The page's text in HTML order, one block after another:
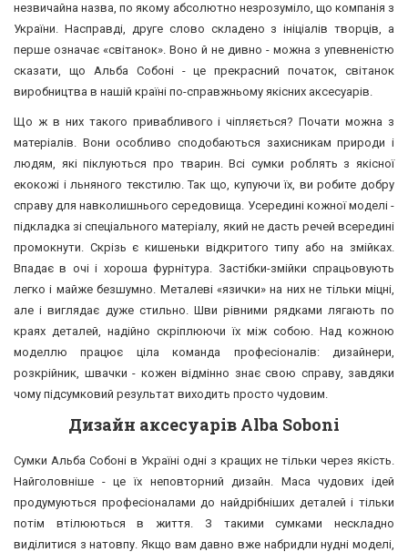
незвичайна назва, по якому абсолютно незрозуміло, що компанія з
України. Насправді, друге слово складено з ініціалів творців, а
перше означає «світанок». Воно й не дивно - можна з упевненістю
сказати, що Альба Собоні - це прекрасний початок, світанок
виробництва в нашій країні по-справжньому якісних аксесуарів.
Що ж в них такого привабливого і чіпляється? Почати можна з
матеріалів. Вони особливо сподобаються захисникам природи і
людям, які піклуються про тварин. Всі сумки роблять з якісної
екокожі і льняного текстилю. Так що, купуючи їх, ви робите добру
справу для навколишнього середовища. Усередині кожної моделі -
підкладка зі спеціального матеріалу, який не дасть речей всередині
промокнути. Скрізь є кишеньки відкритого типу або на змійках.
Впадає в очі і хороша фурнітура. Застібки-змійки спрацьовують
легко і майже безшумно. Металеві «язички» на них не тільки міцні,
але і виглядає дуже стильно. Шви рівними рядками лягають по
краях деталей, надійно скріплюючи їх між собою. Над кожною
моделлю працює ціла команда професіоналів: дизайнери,
розкрійник, швачки - кожен відмінно знає свою справу, завдяки
чому підсумковий результат виходить просто чудовим.
Дизайн аксесуарів Alba Soboni
Сумки Альба Собоні в Україні одні з кращих не тільки через якість.
Найголовніше - це їх неповторний дизайн. Маса чудових ідей
продумуються професіоналами до найдрібніших деталей і тільки
потім втілюються в життя. З такими сумками нескладно
виділитися з натовпу. Якщо вам давно вже набридли нудні моделі,